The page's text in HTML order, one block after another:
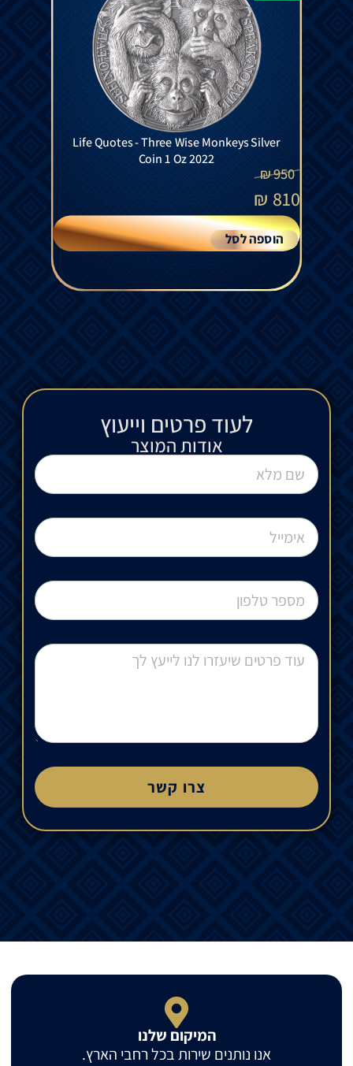
Life Quotes - Three Wise Monkeys Silver
Coin 1 Oz 2022
950
₪
810
₪
הוספה לסל
לעוד פרטים וייעוץ​
אודות המוצר
צרו קשר
המיקום שלנו
אנו נותנים שירות בכל רחבי הארץ.